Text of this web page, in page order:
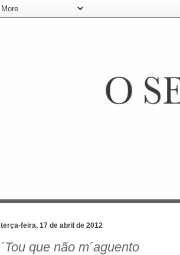
terça-feira, 17 de abril de 2012
´Tou que não m´aguento